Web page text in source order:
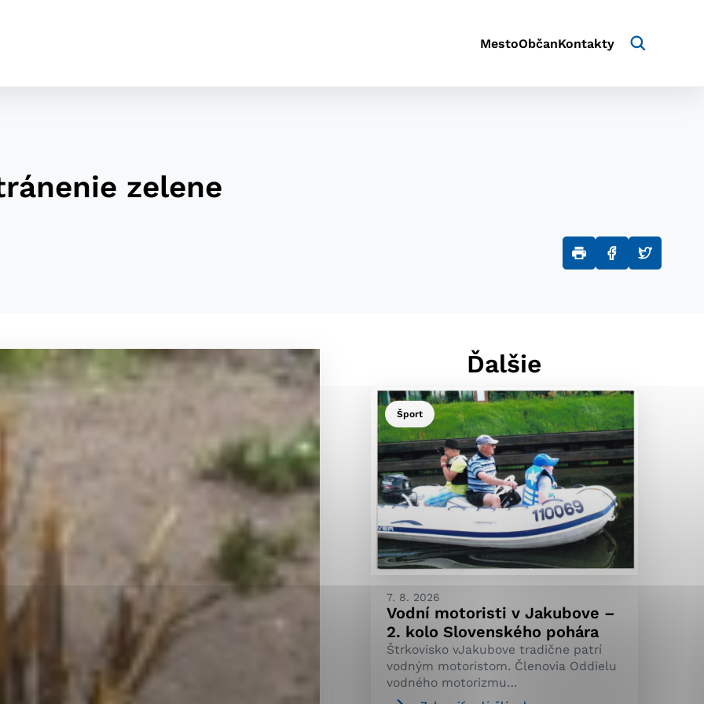
MestoObčanKontakty
zelene
Ďalšie
Šport
7. 8. 2026
Vodní motoristi v Jakubove –
2. kolo Slovenského pohára
Štrkovisko vJakubove tradične patrí
vodným motoristom. Členovia Oddielu
vodného motorizmu…
ktorú chcete povoliť
pre prevádzku nevyhnutné a pomáhajú urobiť webové stránky uplatniteľnými
funkcie, ako je navigácia na stránke a prístup k zabezpečeným oblastiam webovej
cookie nemôže web správne fungovať.
prevádzkovateľovi stránok pochopiť, ako návštevníci stránok stránku používajú,
a ponúknuť im lepšiu skúsenosť. Všetky dáta sa zbierajú anonymne a nie je
Povoliť všetko Uložiť nastavenia Viac informácií